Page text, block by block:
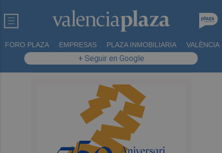
FORO PLAZA EMPRESAS PLAZA INMOBILIARIA VALÈNCIA
+ Seguir en Google